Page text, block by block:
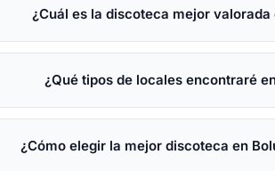
¿Cuál es la discoteca mejor valorada
¿Qué tipos de locales encontraré
¿Cómo elegir la mejor discoteca en